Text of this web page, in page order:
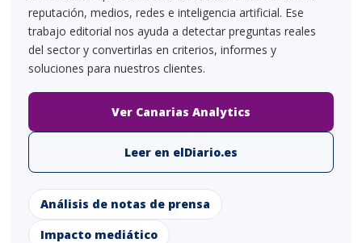
reputación, medios, redes e inteligencia artificial. Ese
trabajo editorial nos ayuda a detectar preguntas reales
del sector y convertirlas en criterios, informes y
soluciones para nuestros clientes.
Ver Canarias Analytics
Leer en elDiario.es
Análisis de notas de prensa
Impacto mediático